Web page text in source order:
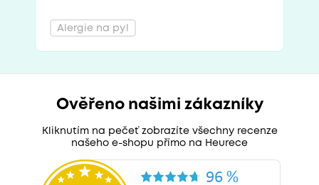
Alergie na pyl
Ověřeno našimi zákazníky
Kliknutím na pečeť zobrazíte všechny recenze
našeho e-shopu přímo na Heurece